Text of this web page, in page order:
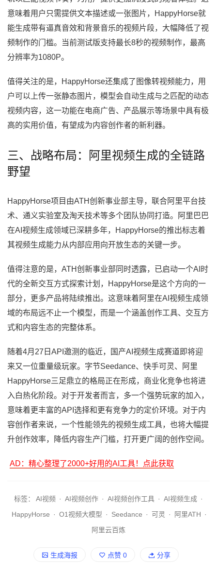
意味着用户只需提供文本描述或一张图片，HappyHorse就
能生成带有逼真音效和背景音乐的视频片段，大幅降低了视
频制作的门槛。当前测试版支持最长8秒的视频制作，最高
分辨率为1080P。
值得关注的是，HappyHorse还集成了图像转视频能力，用
户可以上传一张静态图片，模型会自动生成与之匹配的动态
视频内容，这一功能在电商广告、产品展示等场景中具有极
高的实用价值，有望成为内容创作者的新利器。
三、战略布局：阿里视频生成的全链路
野望
HappyHorse项目由ATH创新事业部主导，联合阿里平台技
术、通义实验室及淘天技术等多个团队协同打造。阿里巴巴
在AI视频生成领域已深耕多年，HappyHorse的推出标志着
其视频生成能力从内部应用向开放生态的关键一步。
值得注意的是，ATH创新事业部同时透露，已启动一个AI时
代的全新交互方式探索计划，HappyHorse是这个方向的一
部分，更多产品将陆续推出。这意味着阿里在AI视频生成领
域的布局远不止一个模型，而是一个涵盖创作工具、交互方
式和内容生态的完整体系。
随着4月27日API邀测的临近，国产AI视频生成赛道即将迎
来又一位重量级玩家。字节Seedance、快手可灵、阿里
HappyHorse三足鼎立的格局正在形成，商业化竞争也将进
入白热化阶段。对于开发者而言，多一个强势玩家的加入，
意味着更丰富的API选择和更有竞争力的定价环境。对于内
容创作者来说，一个性能领先的视频生成工具，也将大幅提
升创作效率，降低内容生产门槛，打开更广阔的创作空间。
AD：精心整理了2000+好用的AI工具！点此获取
标签： AI视频 · AI视频创作 · AI视频创作工具 · AI视频生成 ·
HappyHorse · O1视频大模型 · Seedance · 可灵 · 阿里ATH ·
阿里云百炼
生成海报 点赞 0 分享